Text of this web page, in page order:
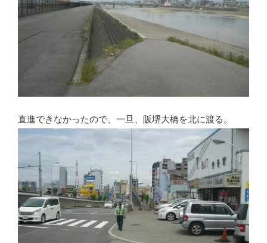
直進できなかったので、一旦、阪堺大橋を北に渡る。